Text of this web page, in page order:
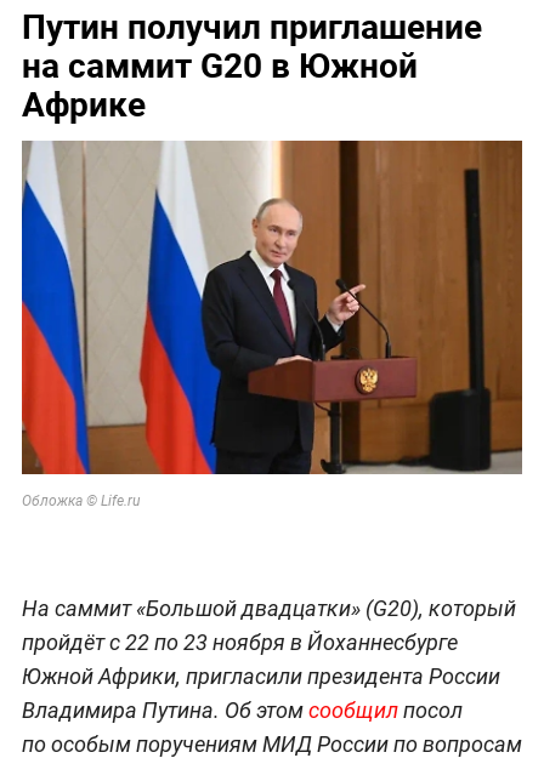
Путин получил приглашение
на саммит G20 в Южной
Африке
Обложка © Life.ru
На саммит «Большой двадцатки» (G20), который
пройдёт с 22 по 23 ноября в Йоханнесбурге
Южной Африки, пригласили президента России
Владимира Путина. Об этомсообщилпосол
по особым поручениям МИД России по вопросам